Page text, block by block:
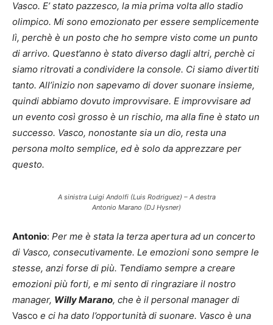
Vasco. E’ stato pazzesco, la mia prima volta allo stadio
olimpico. Mi sono emozionato per essere semplicemente
lì, perchè è un posto che ho sempre visto come un punto
di arrivo. Quest’anno è stato diverso dagli altri, perchè ci
siamo ritrovati a condividere la console. Ci siamo divertiti
tanto. All’inizio non sapevamo di dover suonare insieme,
quindi abbiamo dovuto improvvisare. E improvvisare ad
un evento così grosso è un rischio, ma alla fine è stato un
successo. Vasco, nonostante sia un dio, resta una
persona molto semplice, ed è solo da apprezzare per
questo.
A sinistra Luigi Andolfi (Luis Rodriguez) – A destra
Antonio Marano (DJ Hysner)
Antonio: Per me è stata la terza apertura ad un concerto
di Vasco, consecutivamente. Le emozioni sono sempre le
stesse, anzi forse di più. Tendiamo sempre a creare
emozioni più forti, e mi sento di ringraziare il nostro
manager, Willy Marano, che è il personal manager di
Vasco e ci ha dato l’opportunità di suonare. Vasco è una